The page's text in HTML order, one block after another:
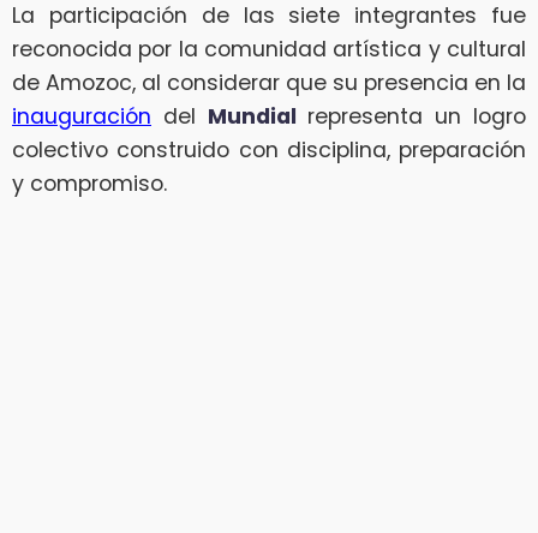
La participación de las siete integrantes fue
reconocida por la comunidad artística y cultural
de Amozoc, al considerar que su presencia en la
inauguración del Mundial representa un logro
colectivo construido con disciplina, preparación
y compromiso.